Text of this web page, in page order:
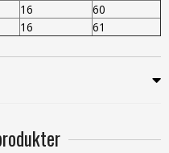
16
60
16 61